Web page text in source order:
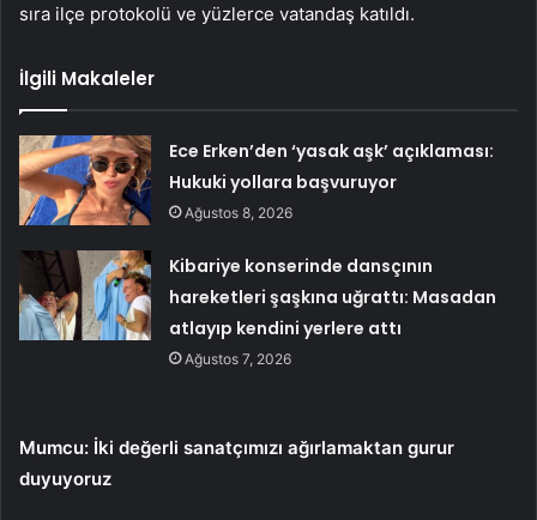
sıra ilçe protokolü ve yüzlerce vatandaş katıldı.
İlgili Makaleler
Ece Erken’den ‘yasak aşk’ açıklaması:
Hukuki yollara başvuruyor
Ağustos 8, 2026
Kibariye konserinde dansçının
hareketleri şaşkına uğrattı: Masadan
atlayıp kendini yerlere attı
Ağustos 7, 2026
Mumcu: İki değerli sanatçımızı ağırlamaktan gurur
duyuyoruz